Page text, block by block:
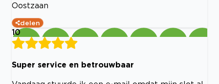
Oostzaan
delen
10
Super service en betrouwbaar